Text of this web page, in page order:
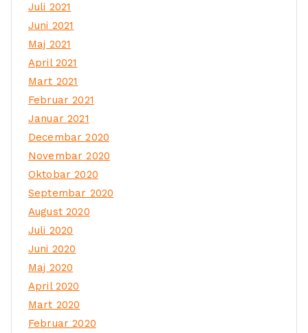
Juli 2021
Juni 2021
Maj 2021
April 2021
Mart 2021
Februar 2021
Januar 2021
Decembar 2020
Novembar 2020
Oktobar 2020
Septembar 2020
August 2020
Juli 2020
Juni 2020
Maj 2020
April 2020
Mart 2020
Februar 2020